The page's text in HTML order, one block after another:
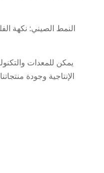
النمط الصيني: نكهة
يمكن للمعدات
الإنتاجية وجودة